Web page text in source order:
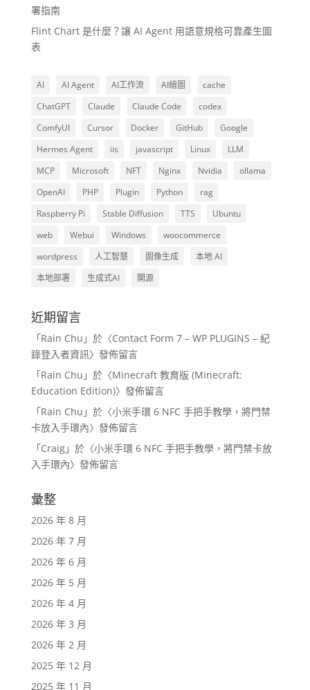
署指南
Flint Chart 是什麼？讓 AI Agent 用語意規格可靠產生圖
表
AI AI Agent AI工作流 AI繪圖
cache
ChatGPT
Claude Claude Code
codex
ComfyUI
Cursor Docker GitHub
Google
Hermes Agent
iis javascript Linux
LLM
MCP
Microsoft NFT Nginx Nvidia
ollama
OpenAI
PHP Plugin Python
rag
Raspberry Pi
Stable Diffusion TTS
Ubuntu
web
Webui Windows
woocommerce
wordpress
人工智慧 圖像生成
本地 AI
本地部署
生成式AI 開源
近期留言
「Rain Chu 」於〈Contact Form 7 – WP PLUGINS – 紀
錄登入者資訊〉發佈留言
「Rain Chu 」於〈Minecraft 教育版 (Minecraft:
Education Edition)〉發佈留言
「Rain Chu 」於〈小米手環 6 NFC 手把手教學，將門禁
卡放入手環內〉發佈留言
「Craig」於〈小米手環 6 NFC 手把手教學，將門禁卡放
入手環內〉發佈留言
彙整
2026 年 8 月
2026 年 7 月
2026 年 6 月
2026 年 5 月
2026 年 4 月
2026 年 3 月
2026 年 2 月
2025 年 12 月
2025 年 11 月